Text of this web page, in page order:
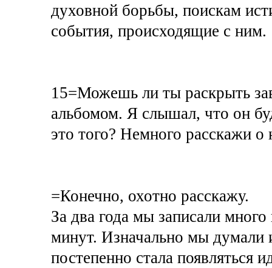
духовной борьбы, поискам
события, происходящие с ним.
15=Можешь ли ты раскрыть
альбомом. Я слышал, что он
это того? Немного расскажи
=Конечно, охотно расскажу.
За два года мы записали
минут. Изначально мы думали
постепенно стала появляться